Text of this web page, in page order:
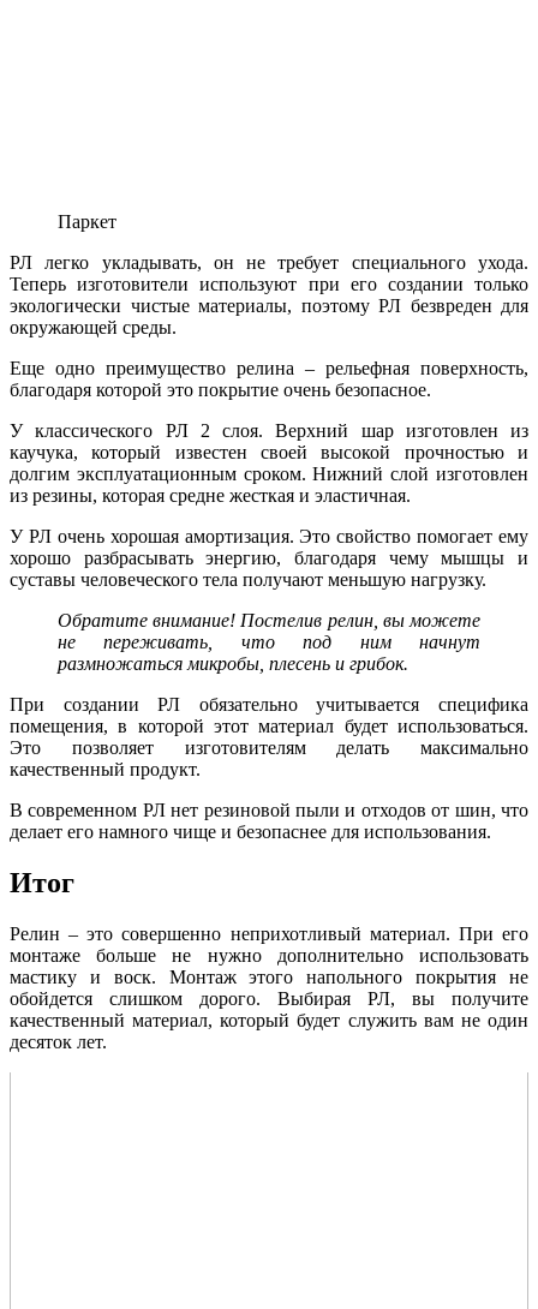
Паркет
РЛ легко укладывать, он не требует специального ухода.
Теперь изготовители используют при его создании только
экологически чистые материалы, поэтому РЛ безвреден для
окружающей среды.
Еще одно преимущество релина – рельефная поверхность,
благодаря которой это покрытие очень безопасное.
У классического РЛ 2 слоя. Верхний шар изготовлен из
каучука, который известен своей высокой прочностью и
долгим эксплуатационным сроком. Нижний слой изготовлен
из резины, которая средне жесткая и эластичная.
У РЛ очень хорошая амортизация. Это свойство помогает ему
хорошо разбрасывать энергию, благодаря чему мышцы и
суставы человеческого тела получают меньшую нагрузку.
Обратите внимание! Постелив релин, вы можете
не переживать, что под ним начнут
размножаться микробы, плесень и грибок.
При создании РЛ обязательно учитывается специфика
помещения, в которой этот материал будет использоваться.
Это позволяет изготовителям делать максимально
качественный продукт.
В современном РЛ нет резиновой пыли и отходов от шин, что
делает его намного чище и безопаснее для использования.
Итог
Релин – это совершенно неприхотливый материал. При его
монтаже больше не нужно дополнительно использовать
мастику и воск. Монтаж этого напольного покрытия не
обойдется слишком дорого. Выбирая РЛ, вы получите
качественный материал, который будет служить вам не один
десяток лет.